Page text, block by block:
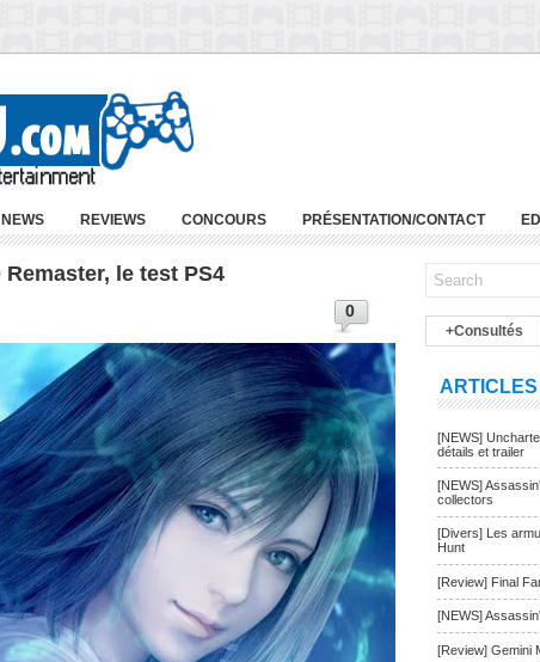
NEWS REVIEWS CONCOURS PRÉSENTATION/CONTACT
le test PS4
0
+Consultés
[NEWS]
détails et trailer
[NEWS]
collectors
[Divers] Les
Hunt
[Review] Final
[NEWS]
[Review] Gemini